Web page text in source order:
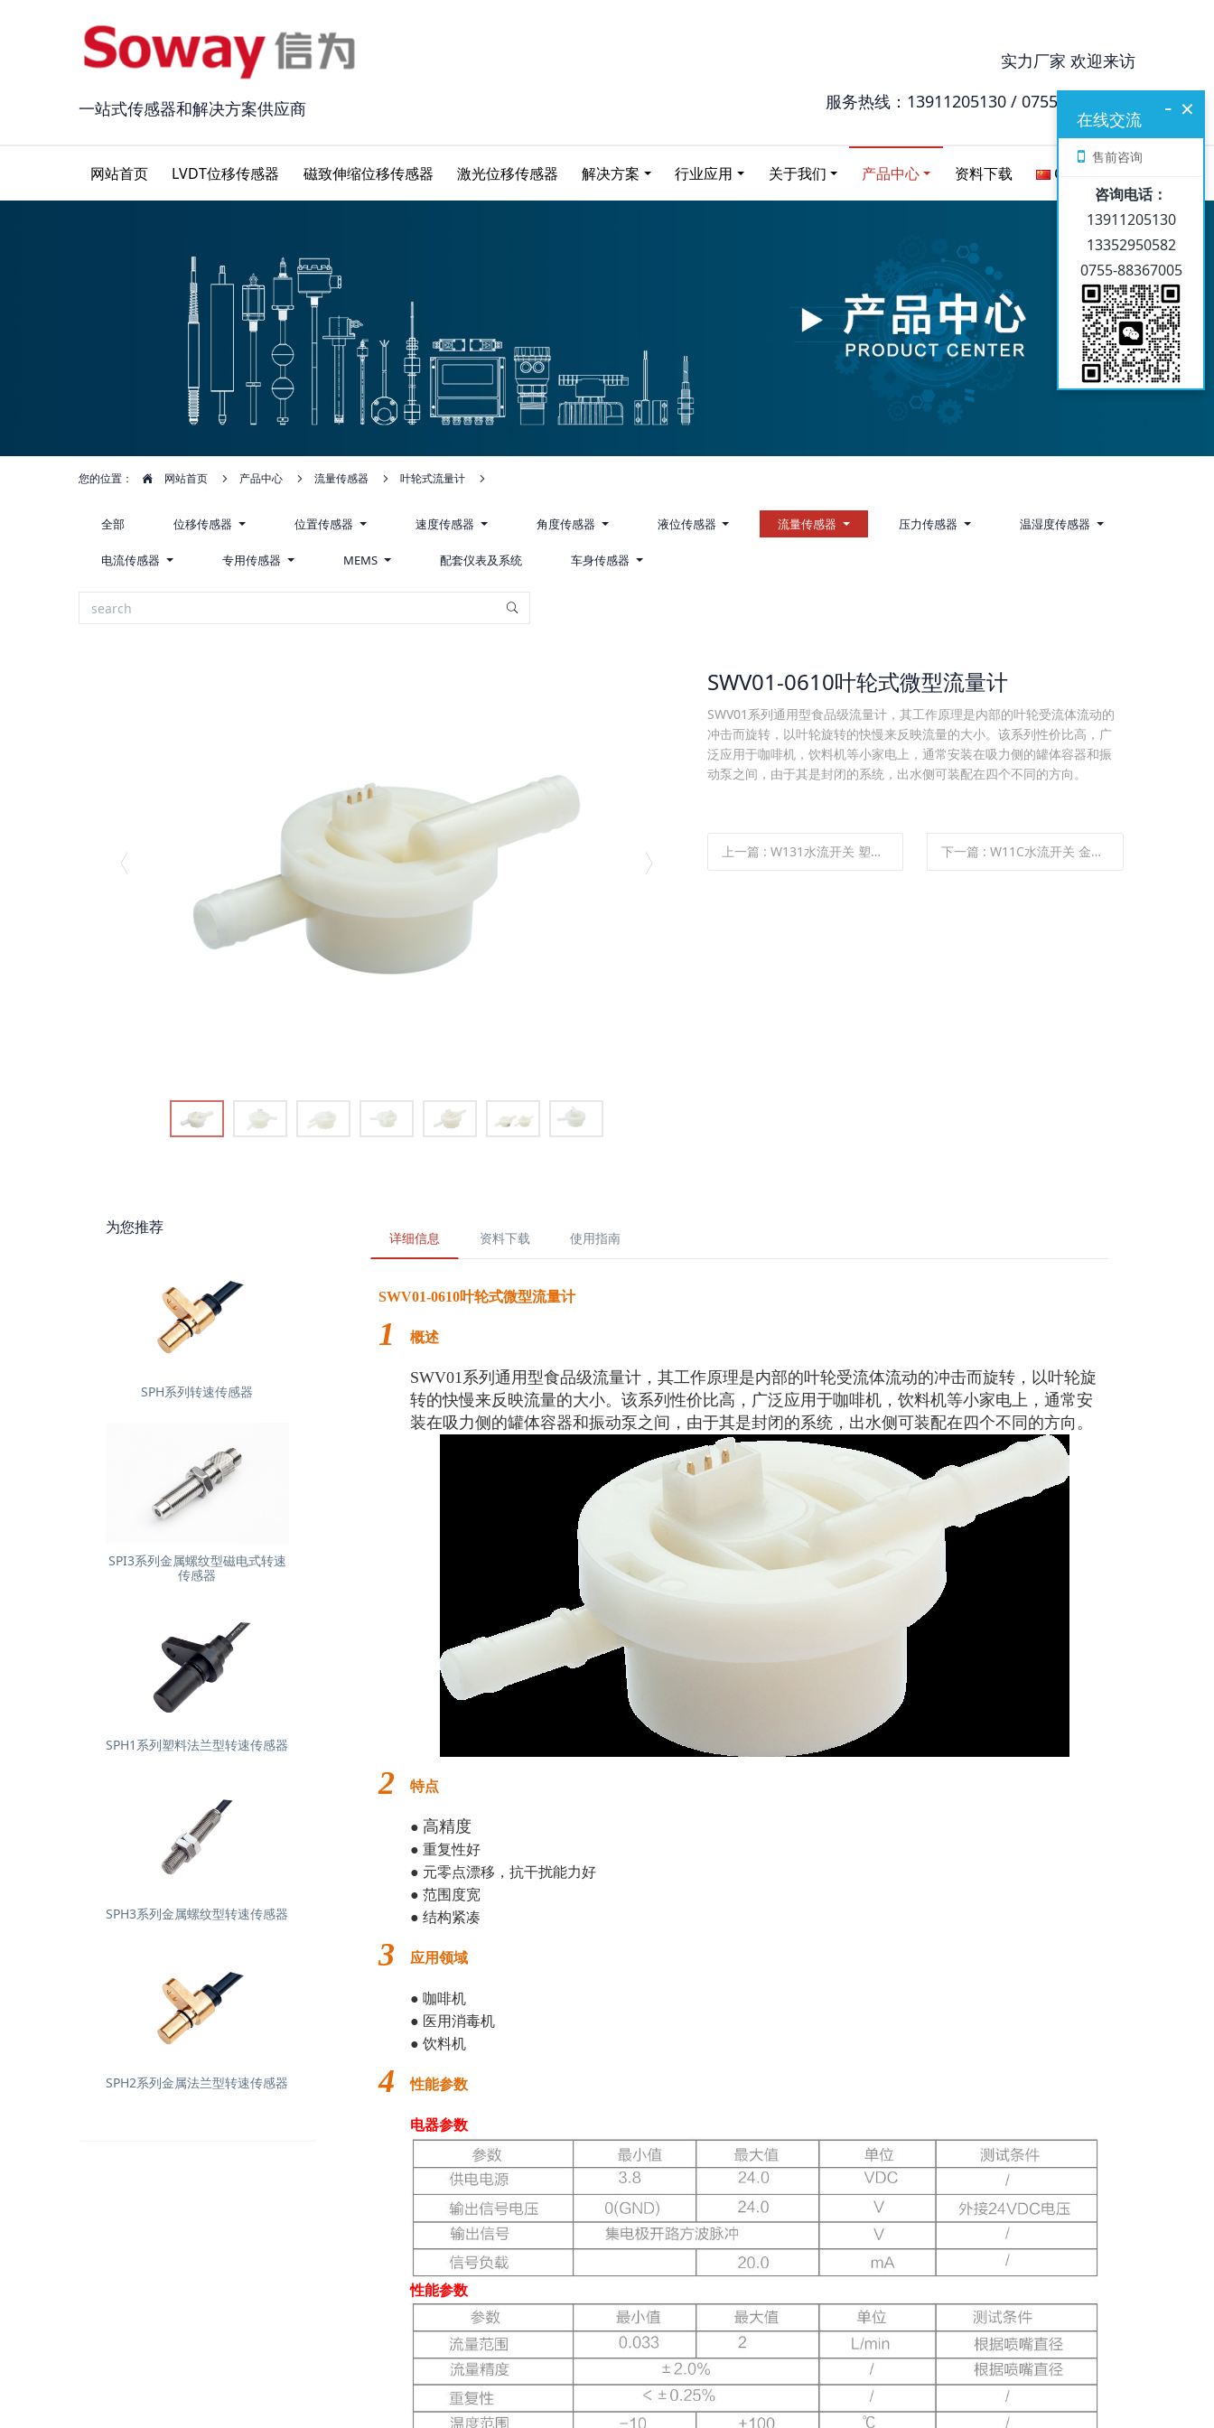
一站式传感器和解决方案供应商
实力厂家 欢迎来访
服务热线：13911205130 / 0755-88367005
网站首页 LVDT位移传感器 磁致伸缩位移传感器 激光位移传感器 解决方案 行业应用 关于我们 产品中心 资料下载 Chinese
您的位置： 网站首页 产品中心 流量传感器 叶轮式流量计
全部 位移传感器 位置传感器 速度传感器 角度传感器 液位传感器 流量传感器 压力传感器 温湿度传感器
电流传感器 专用传感器 MEMS 配套仪表及系统 车身传感器
SWV01-0610叶轮式微型流量计
SWV01系列通用型食品级流量计，其工作原理是内部的叶轮受流体流动的
冲击而旋转，以叶轮旋转的快慢来反映流量的大小。该系列性价比高，广
泛应用于咖啡机，饮料机等小家电上，通常安装在吸力侧的罐体容器和振
动泵之间，由于其是封闭的系统，出水侧可装配在四个不同的方向。
上一篇 : W131水流开关 塑胶材质 尼龙加玻纤 下一篇 :W11C水流开关 金属材质 铜外壳
详细信息 资料下载 使用指南
SWV01-0610叶轮式微型流量计
1 概述
SWV01系列通用型食品级流量计，其工作原理是内部的叶轮受流体流动的冲击而旋转，以叶轮旋
转的快慢来反映流量的大小。该系列性价比高，广泛应用于咖啡机，饮料机等小家电上，通常安
装在吸力侧的罐体容器和振动泵之间，由于其是封闭的系统，出水侧可装配在四个不同的方向。
2 特点
● 高精度
● 重复性好
● 元零点漂移，抗干扰能力好
● 范围度宽
● 结构紧凑
3 应用领域
● 咖啡机
● 医用消毒机
● 饮料机
4 性能参数
电器参数
性能参数
为您推荐
SPH系列转速传感器
SPI3系列金属螺纹型磁电式转速
传感器
SPH1系列塑料法兰型转速传感器
SPH3系列金属螺纹型转速传感器
SPH2系列金属法兰型转速传感器
×
-
在线交流
售前咨询
咨询电话：
13911205130
13352950582
0755-88367005